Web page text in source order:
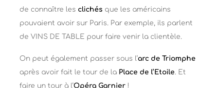
de connaître les clichés que les américains
pouvaient avoir sur Paris. Par exemple, ils parlent
de VINS DE TABLE pour faire venir la clientèle.
On peut également passer sous l’arc de Triomphe
après avoir fait le tour de la Place de l’Etoile. Et
faire un tour à l’Opéra Garnier !